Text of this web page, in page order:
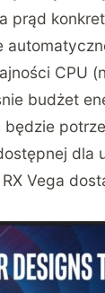
prąd
CPU
budżet
dla
Vega